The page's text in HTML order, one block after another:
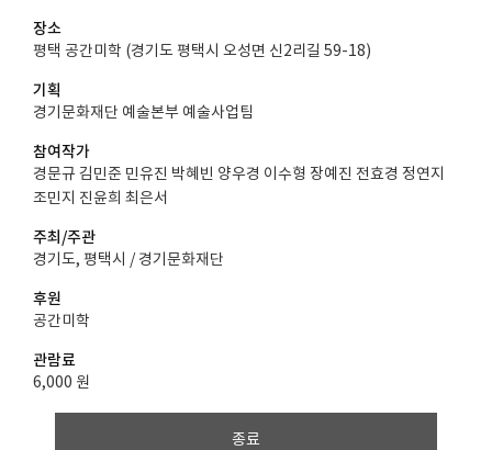
장소
평택 공간미학 (경기도 평택시 오성면 신2리길 59-18)
기획
경기문화재단 예술본부 예술사업팀
참여작가
경문규 김민준 민유진 박혜빈 양우경 이수형 장예진 전효경 정연지
조민지 진윤희 최은서
주최/주관
경기도, 평택시 / 경기문화재단
후원
공간미학
관람료
6,000 원
종료